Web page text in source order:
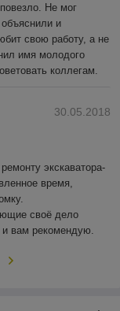
Не мог
и
свою работу, а не
имя молодого
коллегам.
30.05.2018
экскаватора-
время,
своё дело
вам рекомендую.